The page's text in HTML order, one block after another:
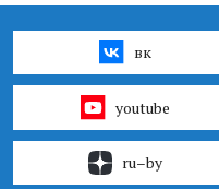
вк
youtube
ru–by